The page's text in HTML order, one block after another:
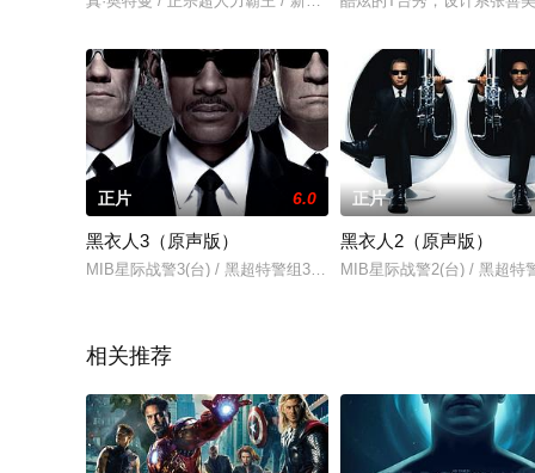
正片 6.0
黑衣人3（原声版）
MIB星际战警3(台) / 黑超特警组3(港) / Men in Black 3 / MIB III
正片
黑衣人2（原声版）
MIB星际战警2(台) / 黑超特
相关推荐